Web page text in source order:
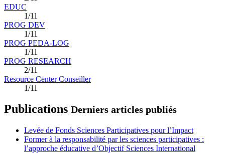
EDUC
1/11
PROG DEV
1/11
PROG PEDA-LOG
1/11
PROG RESEARCH
2/11
Resource Center Conseiller
1/11
Publications Derniers articles publiés
Levée de Fonds Sciences Participatives pour l’Impact
Former à la responsabilité par les sciences participatives :
l’approche éducative d’Objectif Sciences International